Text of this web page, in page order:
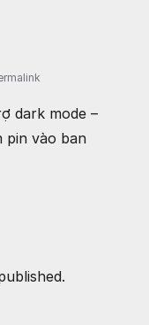
dark mode –
pin vào ban